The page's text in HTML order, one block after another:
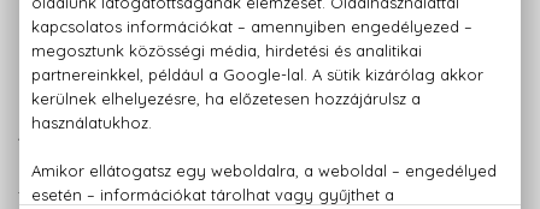
értesítést, amikor a csomag megérkezik a kiválasztott
automatába. A rendelésleadás és az értesítés között
minimum 3 munkanap eltelik.
A csomagautomatákból általában a kiszállítást
követő 7 napig lehet átvenni a csomagot, de a pontos
feltételekről a kiszállító partner értesíti Önt.